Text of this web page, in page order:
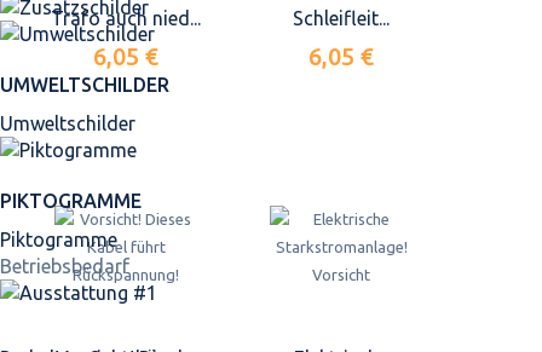
UMWELTSCHILDER
Umweltschilder
PIKTOGRAMME
Piktogramme
Betriebsbedarf
Trafo auch nied...
6,05 €
Schleifleit...
6,05 €